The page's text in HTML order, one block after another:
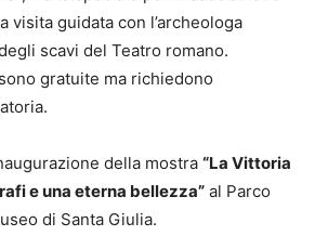
visita guidata con l’archeologa
scavi del Teatro romano.
gratuite ma richiedono
della mostra “La Vittoria
e una eterna bellezza” al Parco
di Santa Giulia.